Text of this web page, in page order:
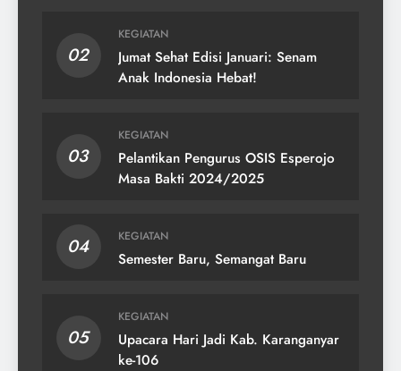
02
KEGIATAN
Jumat Sehat Edisi Januari: Senam
Anak Indonesia Hebat!
03
KEGIATAN
Pelantikan Pengurus OSIS Esperojo
Masa Bakti 2024/2025
04 KEGIATAN
Semester Baru, Semangat Baru
05
KEGIATAN
Upacara Hari Jadi Kab. Karanganyar
ke-106